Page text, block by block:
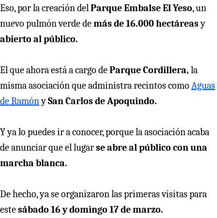
Eso, por la creación delParque Embalse El Yeso, un
nuevo pulmón verde demás de 16.000 hectáreasy
abierto al público.
El que ahora está a cargo deParque Cordillera, la
misma asociación que administra recintos como Aguas
de RamónySan Carlos de Apoquindo.
Y ya lo puedes ir a conocer, porque la asociación acaba
de anunciar que el lugarse abre al público con una
marcha blanca.
De hecho, ya se organizaron las primeras visitas para
estesábado 16 y domingo 17 de marzo.